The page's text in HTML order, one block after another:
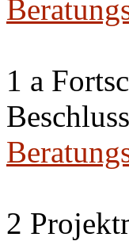
1 a
2